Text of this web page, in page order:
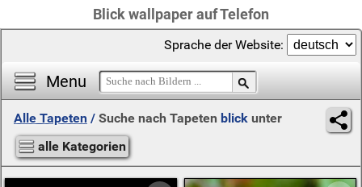
Blick wallpaper auf Telefon
Menu
Sprache der Website:
Alle Tapeten / Suche nach Tapeten blick unter
alle Kategorien